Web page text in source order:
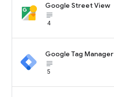
Google Street View
subject_black
4
Google Tag Manager
subject_black
5